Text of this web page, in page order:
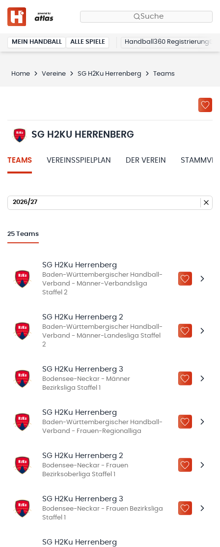
Suche
MEIN HANDBALL ALLE SPIELE Handball360 Registrierung
Home Vereine SG H2Ku Herrenberg Teams
SG H2KU HERRENBERG
TEAMS VEREINSSPIELPLAN DER VEREIN
2026/27
25 Teams
SG H2Ku Herrenberg
Baden-Württembergischer Handball-
Verband - Männer-Verbandsliga
Staffel 2
ZU „MEINE
SG H2Ku Herrenberg 2
Baden-Württembergischer Handball-
Verband - Männer-Landesliga Staffel
2
ZU „MEINE
SG H2Ku Herrenberg 3
Bodensee-Neckar - Männer
Bezirksliga Staffel 1
ZU „MEINE
SG H2Ku Herrenberg
Baden-Württembergischer Handball-
Verband - Frauen-Regionalliga
ZU „MEINE
SG H2Ku Herrenberg 2
Bodensee-Neckar - Frauen
Bezirksoberliga Staffel 1
ZU „MEINE
SG H2Ku Herrenberg 3
Bodensee-Neckar - Frauen Bezirksliga
Staffel 1
ZU „MEINE
SG H2Ku Herrenberg